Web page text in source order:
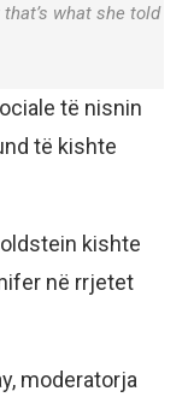
what she told
të nisnin
të kishte
kishte
në rrjetet
moderatorja